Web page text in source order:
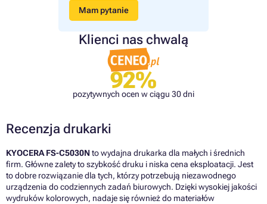
Mam pytanie
Klienci nas chwalą
92%
pozytywnych ocen w ciągu 30 dni
Recenzja drukarki
KYOCERA FS-C5030N to wydajna drukarka dla małych i średnich
firm. Główne zalety to szybkość druku i niska cena eksploatacji. Jest
to dobre rozwiązanie dla tych, którzy potrzebują niezawodnego
urządzenia do codziennych zadań biurowych. Dzięki wysokiej jakości
wydruków kolorowych, nadaje się również do materiałów